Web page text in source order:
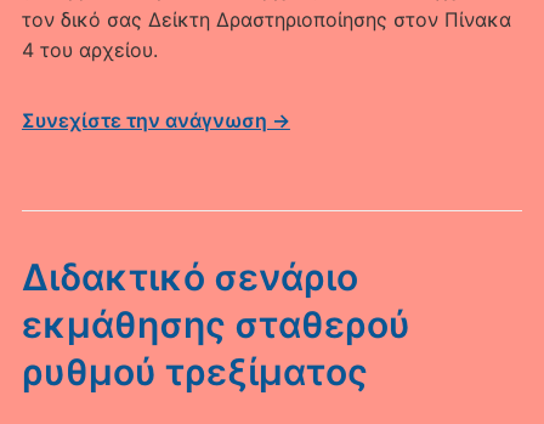
τον δικό σας Δείκτη Δραστηριοποίησης στον Πίνακα
4 του αρχείου.
Συνεχίστε την ανάγνωση →
Διδακτικό σενάριο
εκμάθησης σταθερού
ρυθμού τρεξίματος